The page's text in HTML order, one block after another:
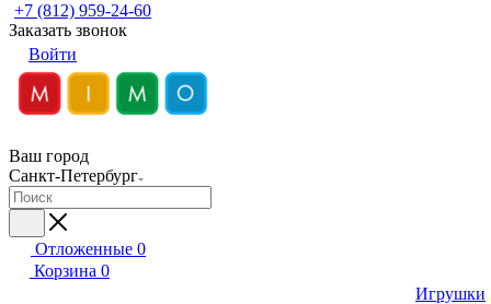
+7 (812) 959-24-60
Заказать звонок
Войти
Ваш город
Санкт-Петербург
Отложенные 0
Корзина 0
Игрушки